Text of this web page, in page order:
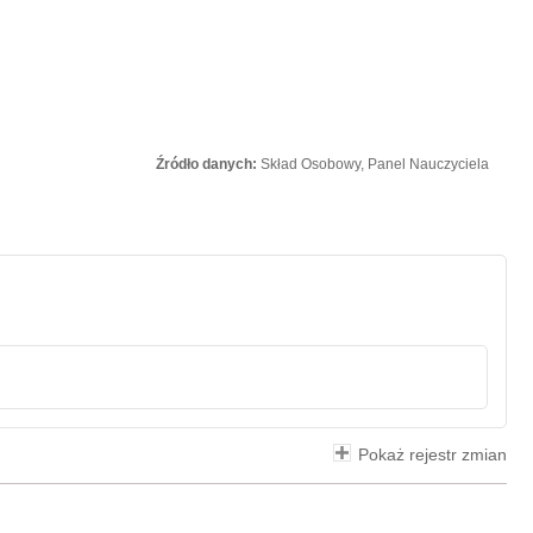
Źródło danych: Skład Osobowy, Panel Nauczyciela
Pokaż rejestr zmian